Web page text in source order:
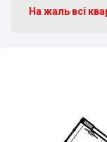
На жаль всі